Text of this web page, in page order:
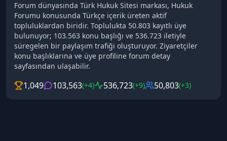
Forum dünyasında Türk Hukuk Sitesi markası, Hukuk
Forumu konusunda Türkçe içerik üreten aktif
topluluklardan biridir. Toplulukta 50.803 kayıtlı üye
bulunuyor; 103.563 konu başlığı ve 536.723 iletiyle
süregelen bir paylaşım trafiği oluşturuyor. Ziyaretçiler
konu başlıklarına ve üye profiline forum detay
sayfasından ulaşabilir.
1,049 103,563(+4) 536,723(+9) 50,803(+3)